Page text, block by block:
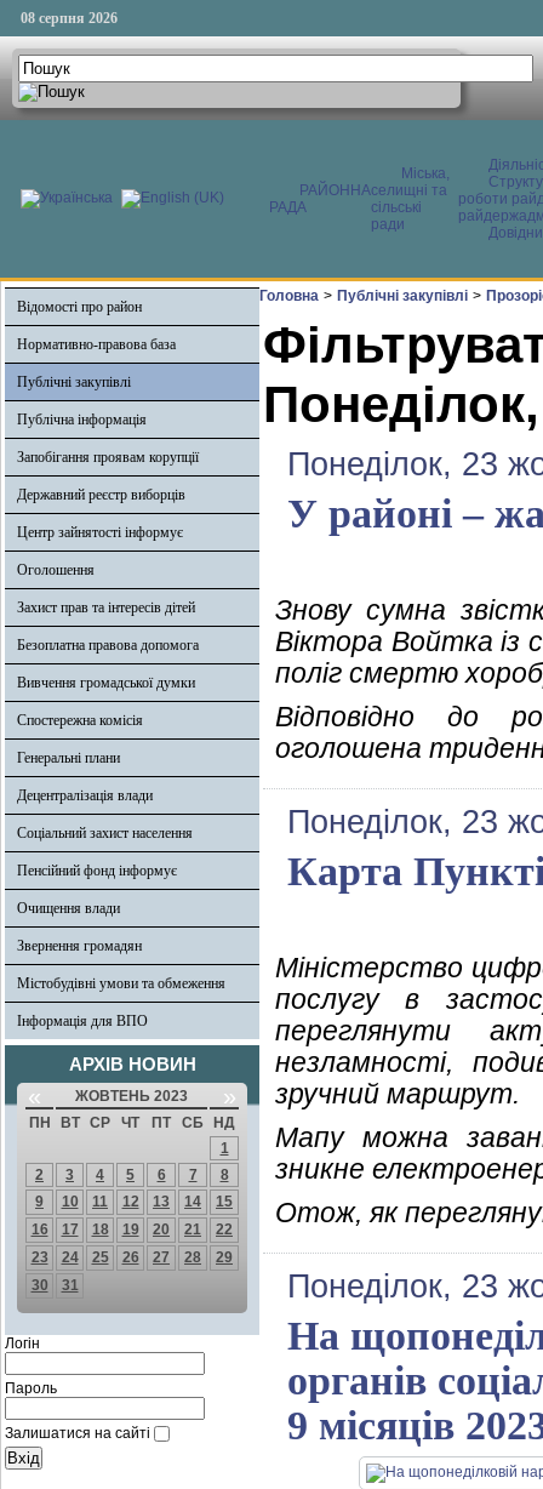
08 серпня 2026
РАЙОННА
РАДА
Міська,
селищні та
сільські
ради
роботи
Відомості про район
Нормативно-правова база
Публічні закупівлі
Публічна інформація
Запобігання проявам корупції
Державний реєстр виборців
Центр зайнятості інформує
Оголошення
Захист прав та інтересів дітей
Безоплатна правова допомога
Вивчення громадської думки
Спостережна комісія
Генеральні плани
Децентралізація влади
Соціальний захист населення
Пенсійний фонд інформує
Очищення влади
Звернення громадян
Містобудівні умови та обмеження
Інформація для ВПО
АРХІВ НОВИН
« ЖОВТЕНЬ 2023 »
ПН ВТ СР ЧТ ПТ СБ
НД
1
2
3 4 5 6 7
8
9
10 11 12 13 14
15
16
17 18 19 20 21
22
23
24 25 26 27 28
29
30
31
Логін
Пароль
Залишатися на сайті
Головна > Публічні закупівлі >
Понеділок, 23
У районі –
Знову сумна
Віктора Войтка із
поліг смертю
Відповідно до
оголошена
Понеділок, 23
Карта
Міністерство
послугу в
переглянути
незламності,
зручний маршрут.
Мапу можна
зникне
Отож, як
Понеділок, 23
На
органів
9 місяців